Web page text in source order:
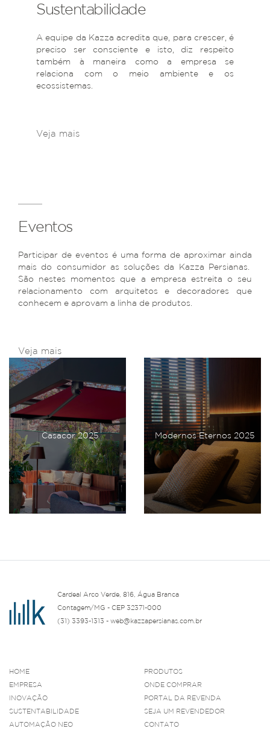
Sustentabilidade
A equipe da Kazza acredita que, para crescer, é
preciso ser consciente e isto, diz respeito
também à maneira como a empresa se
relaciona com o meio ambiente e os
ecossistemas.
Veja mais
Eventos
Participar de eventos é uma forma de aproximar ainda
mais do consumidor as soluções da Kazza Persianas.
São nestes momentos que a empresa estreita o seu
relacionamento com arquitetos e decoradores que
conhecem e aprovam a linha de produtos.
Veja mais
Casacor 2025 Modernos Eternos 2025
Cardeal Arco Verde, 816, Água Branca
Contagem/MG - CEP 32371-000
(31) 3393-1313 - web@kazzapersianas.com.br
HOME
EMPRESA
INOVAÇÃO
SUSTENTABILIDADE
AUTOMAÇÃO NEO
PRODUTOS
ONDE COMPRAR
PORTAL DA REVENDA
SEJA UM REVENDEDOR
CONTATO